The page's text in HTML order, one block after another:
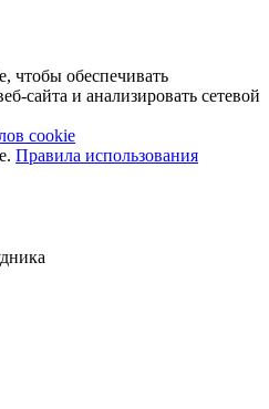
чтобы обеспечивать
сайта и анализировать сетевой
cookie
Правила использования